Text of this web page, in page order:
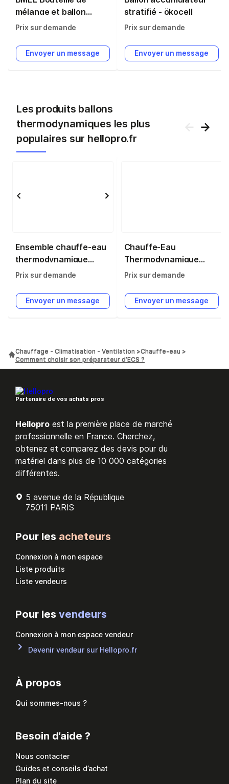
mélange et ballon
tampon 25 L pose
Thermador -
BMEL25SKE
Prix sur demande
Envoyer un message
stratifié - ökocell
Prix sur demande
Envoyer un message
Les produits ballons
thermodynamiques les plus
populaires sur hellopro.fr
Ensemble chauffe-eau
thermodynamique
Calypso Split 200L
ATLPACKSPLITCA200
Prix sur demande
Envoyer un message
Chauffe-Eau
Thermodynamique
Monobloc ELEO M 120L
Prix sur demande
Envoyer un message
Chauffage - Climatisation - Ventilation
Chauffe-eau
Comment choisir son préparateur d’ECS ?
Partenaire de vos achats pros
Hellopro est la première place de marché
professionnelle en France. Cherchez,
obtenez et comparez des devis pour du
matériel dans plus de 10 000 catégories
différentes.
5 avenue de la République
75011 PARIS
Pour les acheteurs
Connexion à mon espace
Liste produits
Liste vendeurs
Pour les vendeurs
Connexion à mon espace vendeur
Devenir vendeur sur Hellopro.fr
À propos
Qui sommes-nous ?
Besoin d’aide ?
Nous contacter
Guides et conseils d’achat
Plan du site